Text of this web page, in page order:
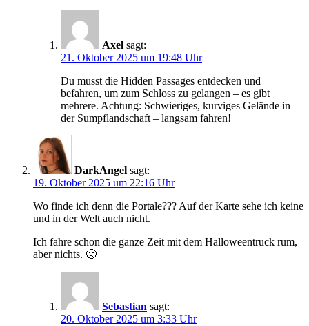
Axel sagt:
21. Oktober 2025 um 19:48 Uhr
Du musst die Hidden Passages entdecken und
befahren, um zum Schloss zu gelangen – es gibt
mehrere. Achtung: Schwieriges, kurviges Gelände in
der Sumpflandschaft – langsam fahren!
DarkAngel sagt:
19. Oktober 2025 um 22:16 Uhr
Wo finde ich denn die Portale??? Auf der Karte sehe ich keine
und in der Welt auch nicht.
Ich fahre schon die ganze Zeit mit dem Halloweentruck rum,
aber nichts. 🙁
Sebastian sagt:
20. Oktober 2025 um 3:33 Uhr